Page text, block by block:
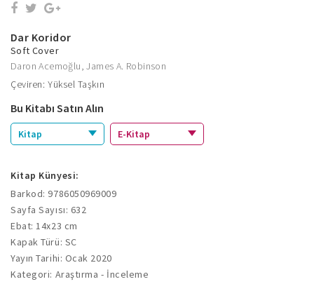
Dar Koridor
Soft Cover
Daron Acemoğlu,James A. Robinson
Çeviren: Yüksel Taşkın
Bu Kitabı Satın Alın
Kitap E-Kitap
Kitap Künyesi:
Barkod: 9786050969009
Sayfa Sayısı: 632
Ebat: 14x23 cm
Kapak Türü: SC
Yayın Tarihi: Ocak 2020
Kategori: Araştırma - İnceleme